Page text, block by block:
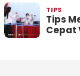
TIPS
Tips
Cepat